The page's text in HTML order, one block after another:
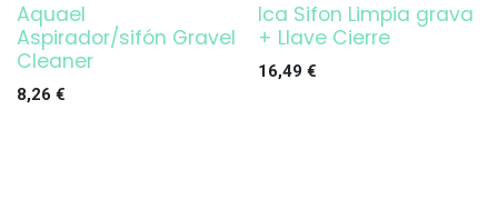
Aquael
Aspirador/sifón Gravel
Cleaner
8,26 €
Ica Sifon Limpia grava
+ Llave Cierre
16,49 €